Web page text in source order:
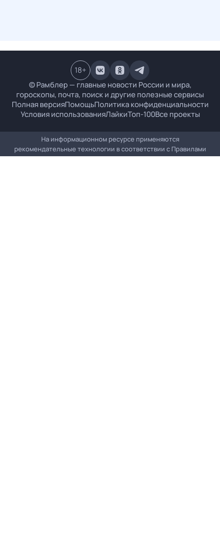
© Рамблер — главные новости России и мира,
гороскопы, почта, поиск и другие полезные сервисы
Полная версияПомощьПолитика конфиденциальности
Условия использованияЛайкиТоп-100Все проекты
18+
На информационном ресурсе применяются
рекомендательные технологии в соответствии с Правилами